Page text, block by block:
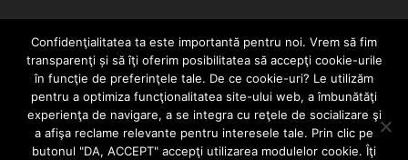
HOME CONTACT POLITICĂ DE CONFIDENȚIALITATE
Confidenţialitatea ta este importantă pentru noi. Vrem să fim
transparenţi și să îţi oferim posibilitatea să accepţi cookie-urile
în funcţie de preferinţele tale. De ce cookie-uri? Le utilizăm
pentru a optimiza funcţionalitatea site-ului web, a îmbunătăţi
experienţa de navigare, a se integra cu reţele de socializare şi
a afişa reclame relevante pentru interesele tale. Prin clic pe
butonul "DA, ACCEPT" accepţi utilizarea modulelor cookie. Îţi